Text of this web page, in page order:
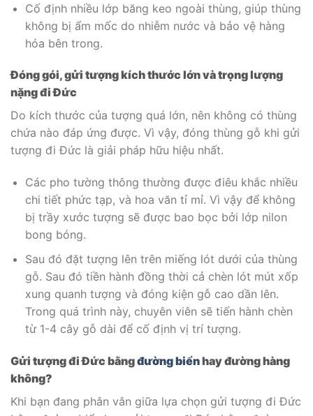
Cố định nhiều lớp băng keo ngoài thùng, giúp thùng
không bị ẩm mốc do nhiễm nước và bảo vệ hàng
hóa bên trong.
Đóng gói, gửi tượng kích thước lớn và trọng lượng
nặng đi Đức
Do kích thước của tượng quá lớn, nên không có thùng
chứa nào đáp ứng được. Vì vậy, đóng thùng gỗ khi gửi
tượng đi Đức là giải pháp hữu hiệu nhất.
Các pho tường thông thường được điêu khắc nhiều
chi tiết phức tạp, và hoa văn tỉ mỉ. Vì vậy để không
bị trầy xước tượng sẽ được bao bọc bởi lớp nilon
bong bóng.
Sau đó đặt tượng lên trên miếng lót dưới của thùng
gỗ. Sau đó tiền hành đồng thời cả chèn lót mút xốp
xung quanh tượng và đóng kiện gỗ cao dần lên.
Trong quá trình này, chuyên viên sẽ tiến hành chèn
từ 1-4 cây gỗ dài để cố định vị trí tượng.
Gửi tượng đi Đức bằngđường biểnhay đường hàng
không?
Khi bạn đang phân vân giữa lựa chọn gửi tượng điĐức